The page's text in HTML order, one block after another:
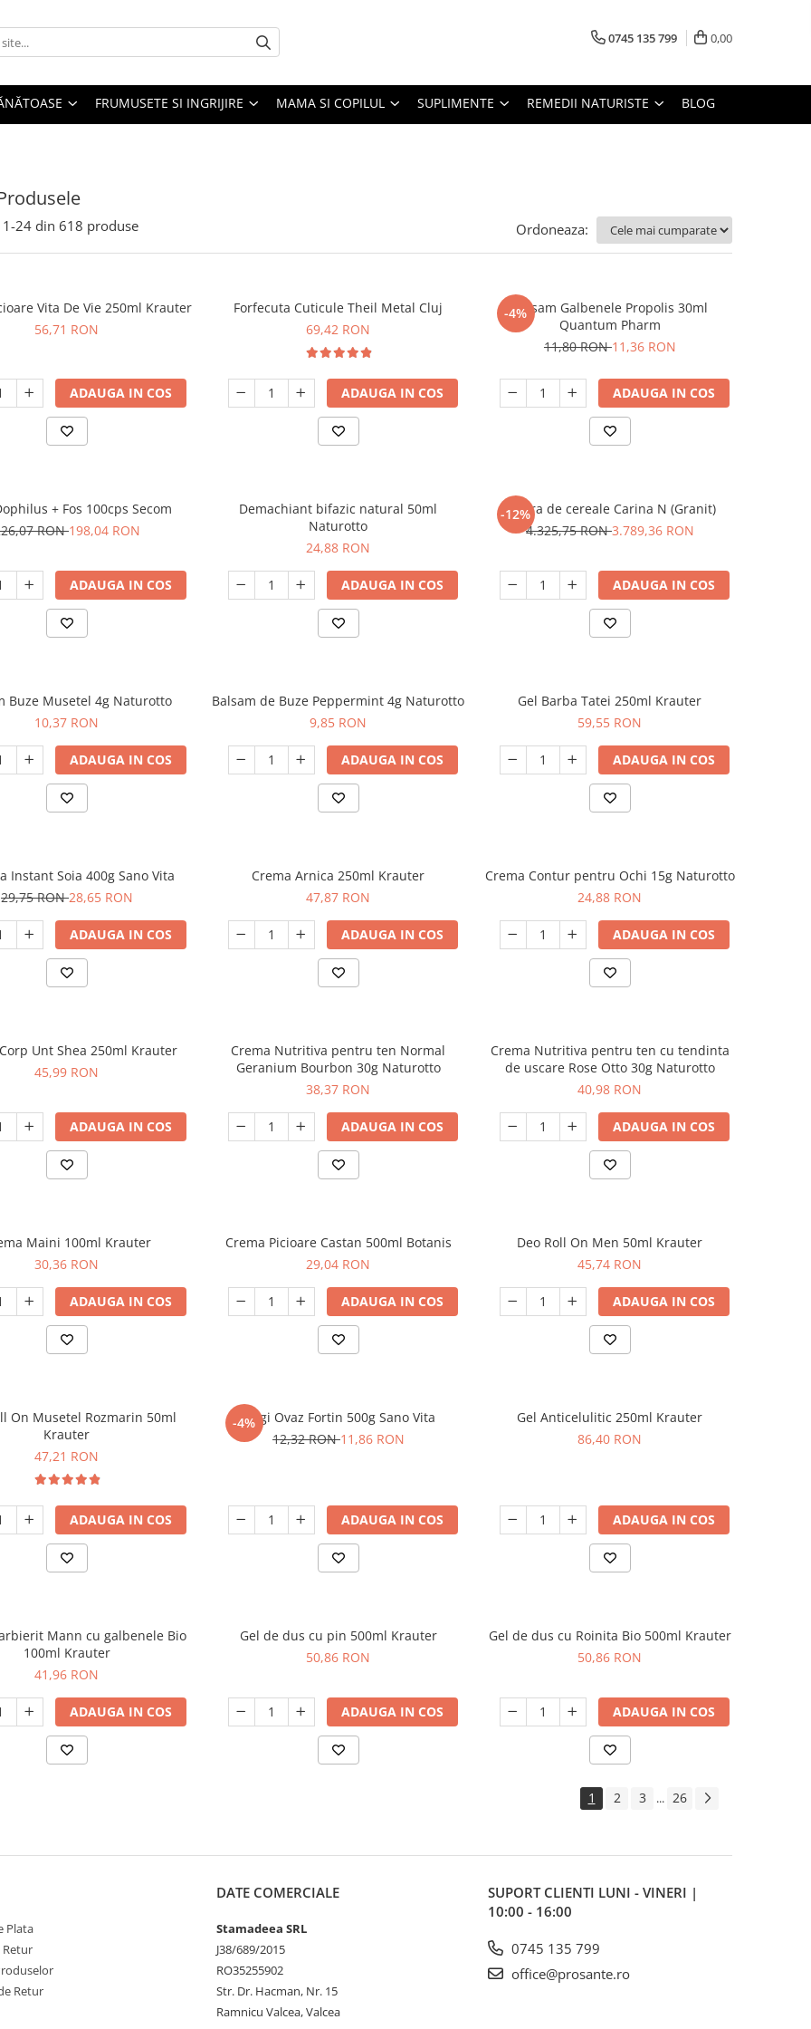
0745 135 799 0,00
FRUMUSETE SI INGRIJIRE MAMA SI COPILUL SUPLIMENTE REMEDII NATURISTE BLOG
1-24 din 618 produse Ordoneaza:
Vita De Vie 250ml Krauter
56,71 RON
ADAUGA IN COS
Forfecuta Cuticule Theil Metal Cluj
69,42 RON
ADAUGA IN COS
-4%
Balsam Galbenele Propolis 30ml
Quantum Pharm
11,80 RON11,36 RON
ADAUGA IN COS
+ Fos 100cps Secom
RON198,04 RON
ADAUGA IN COS
Demachiant bifazic natural 50ml
Naturotto
24,88 RON
ADAUGA IN COS
-12%
Moara de cereale Carina N (Granit)
4.325,75 RON3.789,36 RON
ADAUGA IN COS
Buze Musetel 4g Naturotto
10,37 RON
ADAUGA IN COS
Balsam de Buze Peppermint 4g Naturotto
9,85 RON
ADAUGA IN COS
Gel Barba Tatei 250ml Krauter
59,55 RON
ADAUGA IN COS
Instant Soia 400g Sano Vita
29,75 RON28,65 RON
ADAUGA IN COS
Crema Arnica 250ml Krauter
47,87 RON
ADAUGA IN COS
Crema Contur pentru Ochi 15g Naturotto
24,88 RON
ADAUGA IN COS
Crema Corp Unt Shea 250ml Krauter
45,99 RON
ADAUGA IN COS
Crema Nutritiva pentru ten Normal
Geranium Bourbon 30g Naturotto
38,37 RON
ADAUGA IN COS
Crema Nutritiva pentru ten cu tendinta
de uscare Rose Otto 30g Naturotto
40,98 RON
ADAUGA IN COS
Maini 100ml Krauter
30,36 RON
ADAUGA IN COS
Crema Picioare Castan 500ml Botanis
29,04 RON
ADAUGA IN COS
Deo Roll On Men 50ml Krauter
45,74 RON
ADAUGA IN COS
On Musetel Rozmarin 50ml
Krauter
47,21 RON
ADAUGA IN COS
-4%
Fulgi Ovaz Fortin 500g Sano Vita
12,32 RON11,86 RON
ADAUGA IN COS
Gel Anticelulitic 250ml Krauter
86,40 RON
ADAUGA IN COS
Mann cu galbenele Bio
100ml Krauter
41,96 RON
ADAUGA IN COS
Gel de dus cu pin 500ml Krauter
50,86 RON
ADAUGA IN COS
Gel de dus cu Roinita Bio 500ml Krauter
50,86 RON
ADAUGA IN COS
1 2 3 ... 26
Plata
Retur
Retur
DATE COMERCIALE
Stamadeea SRL
J38/689/2015
RO35255902
Str. Dr. Hacman, Nr. 15
Ramnicu Valcea, Valcea
SUPORT CLIENTI LUNI - VINERI |
10:00 - 16:00
0745 135 799
office@prosante.ro